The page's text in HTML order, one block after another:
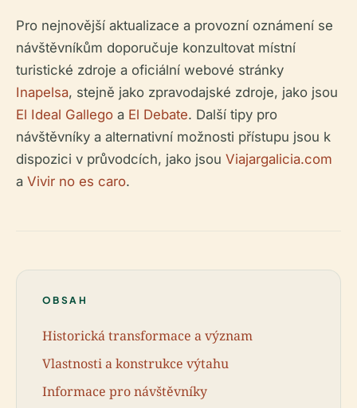
Pro nejnovější aktualizace a provozní oznámení se
návštěvníkům doporučuje konzultovat místní
turistické zdroje a oficiální webové stránky
Inapelsa, stejně jako zpravodajské zdroje, jako jsou
El Ideal Gallego a El Debate. Další tipy pro
návštěvníky a alternativní možnosti přístupu jsou k
dispozici v průvodcích, jako jsou Viajargalicia.com
a Vivir no es caro.
OBSAH
Historická transformace a význam
Vlastnosti a konstrukce výtahu
Informace pro návštěvníky